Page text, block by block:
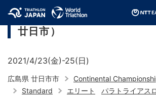
アジアトライアスロンパラ
廿日市）
2021/4/23(金)-25(日)
広島県 廿日市市 Continental
Standard
エリート パラトライアス